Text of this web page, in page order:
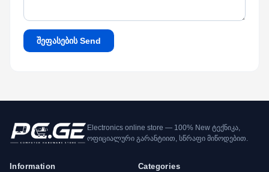
შეფასების Send
Electronics online store — 100% New ტექნიკა,
ოფიციალური გარანტიით, სწრაფი მიწოდებით.
Information Categories